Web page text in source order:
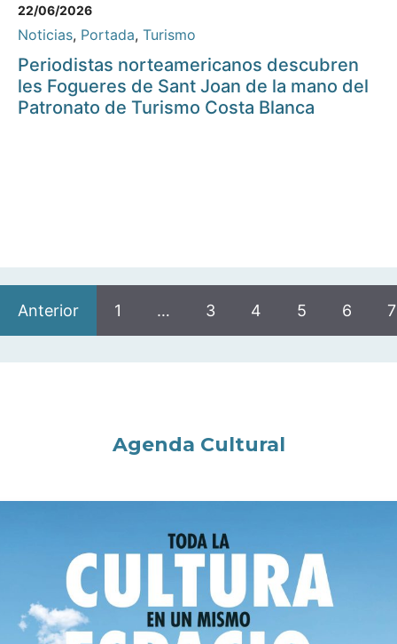
22/06/2026
Noticias, Portada, Turismo
Periodistas norteamericanos descubren
les Fogueres de Sant Joan de la mano del
Patronato de Turismo Costa Blanca
Anterior 1 … 3 4 5 6 7
Agenda Cultural